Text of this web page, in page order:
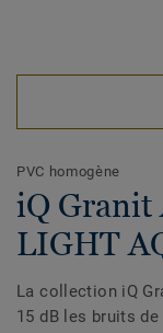
PVC homogène
iQ Granit
LIGHT
La collection iQ
15 dB les bruits